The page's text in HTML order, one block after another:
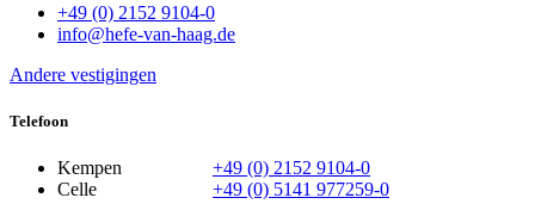
+49 (0) 2152 9104-0
info@hefe-van-haag.de
Andere vestigingen
Telefoon
Kempen
+49 (0) 2152 9104-0
Celle
+49 (0) 5141 977259-0